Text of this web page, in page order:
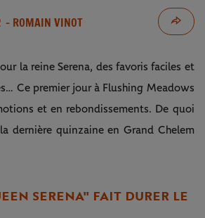
- ROMAIN VINOT
la reine Serena, des favoris faciles et
Ce premier jour à Flushing Meadows
et en rebondissements. De quoi
dernière quinzaine en Grand Chelem
SERENA" FAIT DURER LE